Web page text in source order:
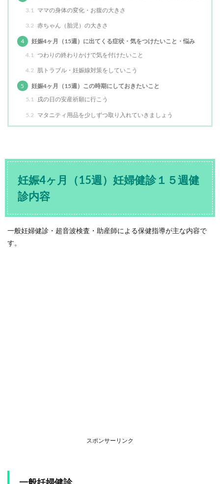
3.1
ママの身体の変化・お腹の大きさ
3.2 赤ちゃん（胎児）の大きさ
4
妊娠4ヶ月（15週）に出てくる症状・気をつけたいこと・悩み
4.1 つわりの終わりかけで気を付けたいこと
4.2 肌トラブル・妊娠線対策をしていこう
5
妊娠4ヶ月（15週）この時期にしておきたいこと
5.1 戌の日の安産祈願に行こう
5.2 マタニティ用品を少しずつ取り入れていきましょう
妊娠4ヶ月（15週）妊婦健診１５週健
診内容
一般妊婦健診・超音波検査・助産師による保健指導が主な内容で
す。
スポンサーリンク
一般妊婦健診